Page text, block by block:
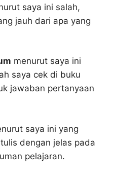
saya ini salah,
jauh dari apa yang
menurut saya ini
saya cek di buku
jawaban pertanyaan
saya ini yang
dengan jelas pada
pelajaran.